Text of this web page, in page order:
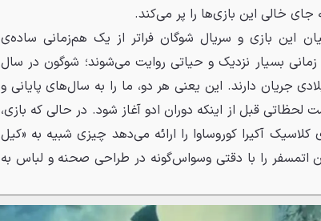
خالی این بازی‌ها را پر می‌کند.
این بازی و سریال شوگان فراتر از یک هم‌زمانی ساده‌ی
بسیار نزدیک و حیاتی روایت می‌شوند؛ شوگون در سال
و «شبح یوتئی» در سال ۱۶۰۳ میلادی جریان دارند. این یعنی هر دو، ما را به سال‌های پایانی و
لحظاتی قبل از اینکه دوران ادو آغاز شود. در حالی که بازی،
کلاسیک آکیرا کوروساوا را ارائه می‌دهد چیزی شبیه به «کیل
اتمسفر را با دقتی وسواس‌گونه در طراحی صحنه و لباس به